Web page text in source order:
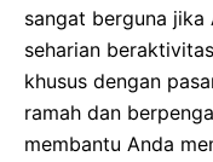
sangat berguna jika
seharian
khusus dengan
ramah dan
membantu Anda